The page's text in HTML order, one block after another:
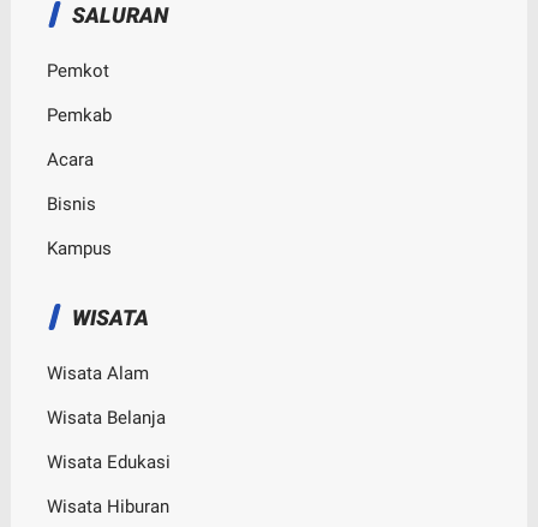
SALURAN
Pemkot
Pemkab
Acara
Bisnis
Kampus
WISATA
Wisata Alam
Wisata Belanja
Wisata Edukasi
Wisata Hiburan